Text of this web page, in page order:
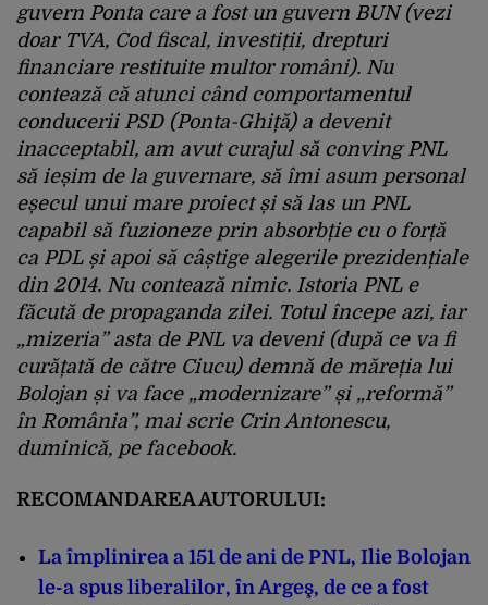
guvern Ponta care a fost un guvern BUN (vezi
doar TVA, Cod fiscal, investiții, drepturi
financiare restituite multor români). Nu
contează că atunci când comportamentul
conducerii PSD (Ponta-Ghiță) a devenit
inacceptabil, am avut curajul să conving PNL
să ieșim de la guvernare, să îmi asum personal
eșecul unui mare proiect și să las un PNL
capabil să fuzioneze prin absorbție cu o forță
ca PDL și apoi să câștige alegerile prezidențiale
din 2014. Nu contează nimic. Istoria PNL e
făcută de propaganda zilei. Totul începe azi, iar
„mizeria” asta de PNL va deveni (după ce va fi
curățată de către Ciucu) demnă de măreția lui
Bolojan și va face „modernizare” și „reformă”
în România”, mai scrie Crin Antonescu,
duminică, pe facebook.
RECOMANDAREA AUTORULUI:
La împlinirea a 151 de ani de PNL, Ilie Bolojan
le-a spus liberalilor, în Argeş, de ce a fost